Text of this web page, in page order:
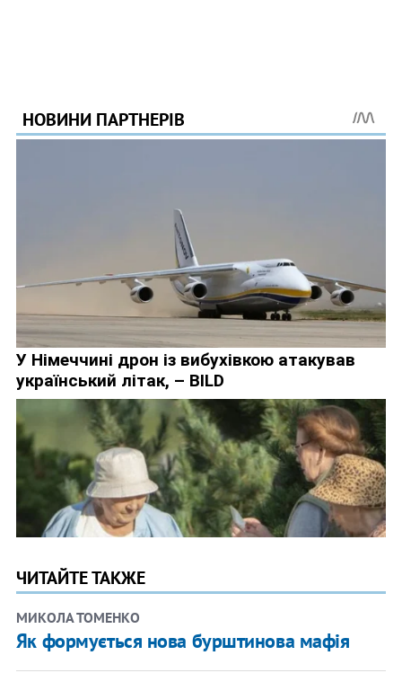
ЧИТАЙТЕ ТАКЖЕ
МИКОЛА ТОМЕНКО
​Як формується нова бурштинова мафія